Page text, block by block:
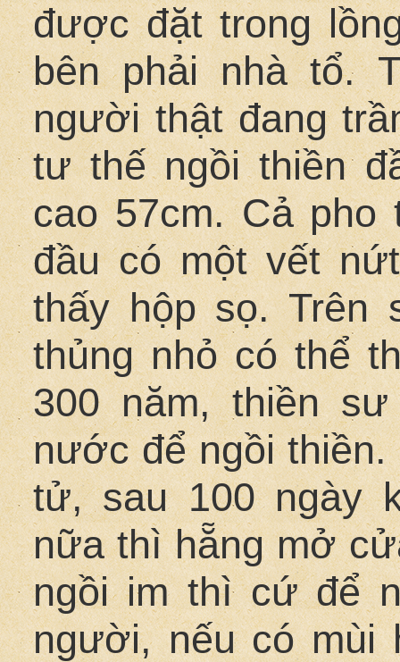
được đặt trong
bên phải nhà tổ.
người thật đang
tư thế ngồi thiền
cao 57cm. Cả pho
đầu có một vết
thấy hộp sọ. Trên
thủng nhỏ có thể
300 năm, thiền
nước để ngồi
tử, sau 100 ngày
nữa thì hẵng mở
ngồi im thì cứ để
người, nếu có mùi